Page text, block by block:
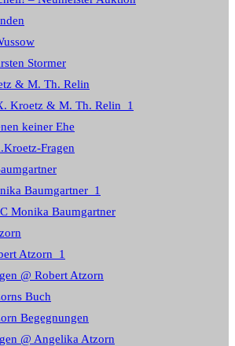
Stormer
& M. Th. Relin
Kroetz & M. Th. Relin_1
keiner Ehe
Fragen
Baumgartner_1
Monika Baumgartner
Atzorn_1
@ Robert Atzorn
Buch
Begegnungen
@ Angelika Atzorn